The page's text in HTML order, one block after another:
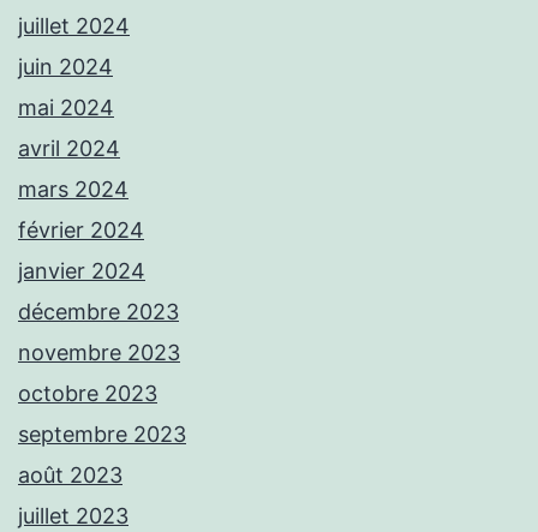
juillet 2024
juin 2024
mai 2024
avril 2024
mars 2024
février 2024
janvier 2024
décembre 2023
novembre 2023
octobre 2023
septembre 2023
août 2023
juillet 2023